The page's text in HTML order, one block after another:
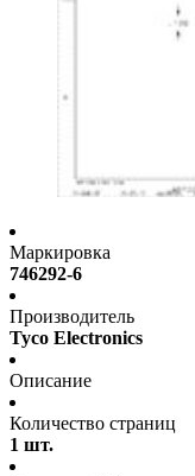
Маркировка
746292-6
Производитель
Tyco Electronics
Описание
Количество страниц
1 шт.